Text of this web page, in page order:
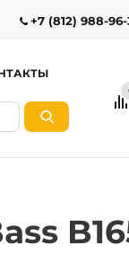
+7 (812) 988-96-